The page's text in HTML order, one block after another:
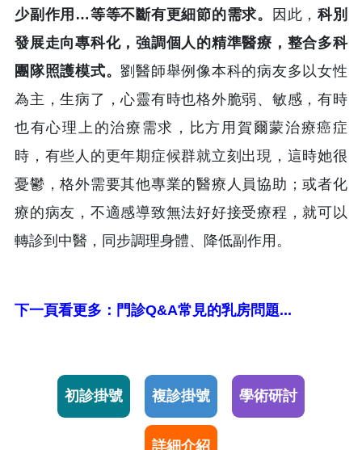
少副作用…等等不斷有更細節的需求。
因此，科別
發展走向專科化，強調個人的精準醫療，整合多科
團隊照護模式。劉醫師舉例像本科的病友多以女性
為主，生病了，心靈有時也格外脆弱、敏感，有時
也有心理上的治療需求，比方用賀爾蒙治療癌症
時，有些人的更年期症候群就立刻出現，這時她很
憂鬱，格外需要其他專業的醫療人員協助；或者化
療的病友，不適感導致無法好好接受療程，就可以
轉診到中醫，同步調理身體、降低副作用。
下一頁看更多：門診Q&A常見的乳房問題...
初診掛號 複診掛號 學術研討
詳細介紹